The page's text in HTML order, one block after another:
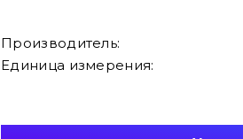
Производитель:
Единица измерения: